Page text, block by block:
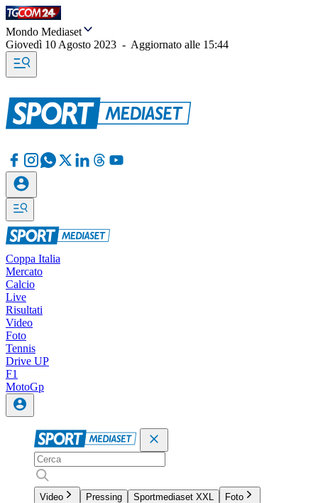
Mondo Mediaset
Giovedì 10 Agosto 2023 - Aggiornato alle 15:44
Coppa Italia
Mercato
Calcio
Live
Risultati
Video
Foto
Tennis
Drive UP
F1
MotoGp
Video Pressing Sportmediaset XXL
Foto